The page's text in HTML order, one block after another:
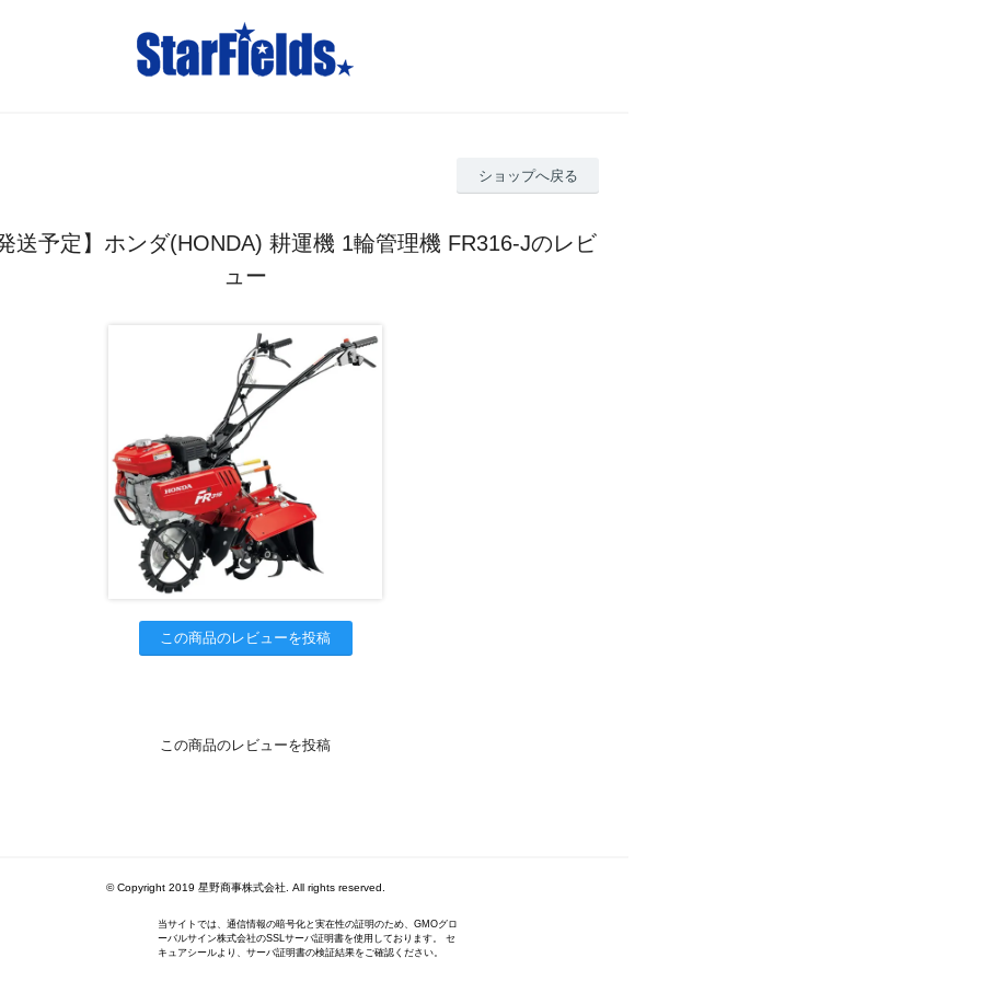
ショップへ戻る
送予定】ホンダ(HONDA) 耕運機 1輪管理機 FR316-Jのレビ
ュー
この商品のレビューを投稿
この商品のレビューを投稿
© Copyright 2019 星野商事株式会社. All rights reserved.
当サイトでは、通信情報の暗号化と実在性の証明のため、GMOグロ
ーバルサイン株式会社のSSLサーバ証明書を使用しております。 セ
キュアシールより、サーバ証明書の検証結果をご確認ください。